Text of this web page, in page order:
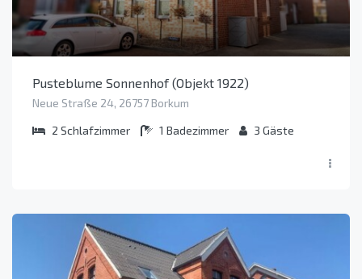
Pusteblume Sonnenhof (Objekt 1922)
Neue Straße 24, 26757 Borkum
2 Schlafzimmer 1 Badezimmer 3 Gäste